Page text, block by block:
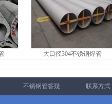
大口径304不锈钢焊管
不锈钢管答疑 联系方式